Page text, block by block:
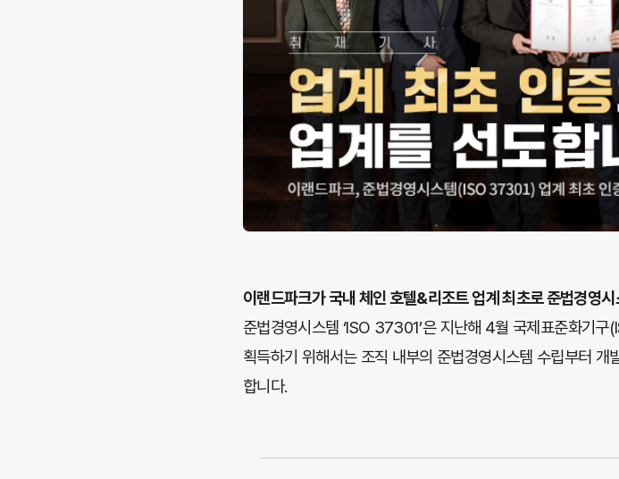
이랜드파크가 국내 체인 호텔&리조트 업계 최초로 준법경영
준법경영시스템 ‘ISO 37301’은 지난해 4월 국제표준화기
획득하기 위해서는 조직 내부의 준법경영시스템 수립부터
합니다.